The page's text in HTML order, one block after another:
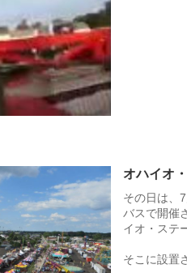
オハイオ
その日は、
バスで開催
イオ・ステ
そこに設置